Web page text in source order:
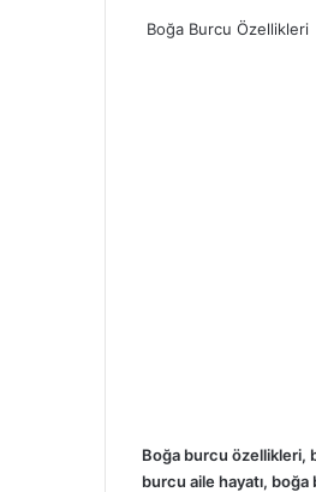
Boğa Burcu Özellikleri
Boğa burcu özellikleri,
burcu aile hayatı,